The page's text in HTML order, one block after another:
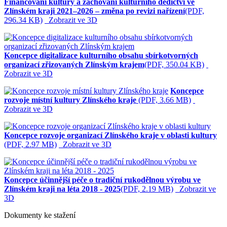
Zlínském kraji 2021–2026 – změna po revizi nařízení(PDF,
296.34 KB)
Zobrazit ve 3D
Koncepce digitalizace kulturního obsahu sbírkotvorných
organizací zřizovaných Zlínským krajem(PDF, 350.04 KB)
Zobrazit ve 3D
Koncepce
rozvoje místní kultury Zlínského kraje (PDF, 3.66 MB)
Zobrazit ve 3D
Koncepce rozvoje organizací Zlínského kraje v oblasti kultury
(PDF, 2.97 MB)
Zobrazit ve 3D
Koncepce účinnější péče o tradiční rukodělnou výrobu ve
Zlínském kraji na léta 2018 - 2025(PDF, 2.19 MB)
Zobrazit ve
3D
Dokumenty ke stažení